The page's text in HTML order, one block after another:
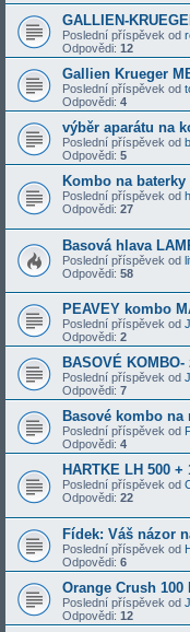
GALLIEN-
Poslední příspěvek od
Odpovědi: 12
Gallien Krueger
Poslední příspěvek od
Odpovědi: 4
výběr aparátu na
Poslední příspěvek od
Odpovědi: 5
Kombo na baterky
Poslední příspěvek od
Odpovědi: 27
Basová hlava
Poslední příspěvek od
Odpovědi: 58
PEAVEY kombo
Poslední příspěvek od
Odpovědi: 2
BASOVÉ
Poslední příspěvek od
Odpovědi: 7
Basové kombo
Poslední příspěvek od
Odpovědi: 4
HARTKE LH 500 +
Poslední příspěvek od
Odpovědi: 22
Fídek: Váš názor
Poslední příspěvek od
Odpovědi: 6
Orange Crush 100
Poslední příspěvek od
Odpovědi: 12